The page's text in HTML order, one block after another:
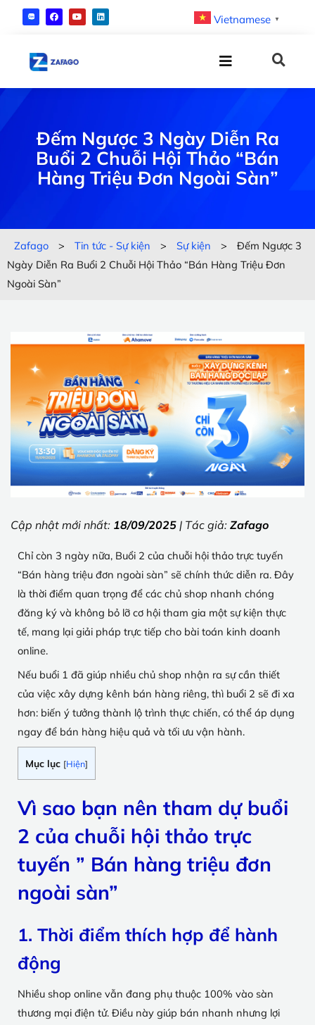
Vietnamese ▼
Đếm Ngược 3 Ngày Diễn Ra
Buổi 2 Chuỗi Hội Thảo “Bán
Hàng Triệu Đơn Ngoài Sàn”
Zafago > Tin tức - Sự kiện > Sự kiện >
Đếm Ngược 3
Ngày Diễn Ra Buổi 2 Chuỗi Hội Thảo “Bán Hàng Triệu Đơn
Ngoài Sàn”
Cập nhật mới nhất: 18/09/2025 | Tác giả: Zafago
Chỉ còn 3 ngày nữa, Buổi 2 của chuỗi hội thảo trực tuyến
“Bán hàng triệu đơn ngoài sàn” sẽ chính thức diễn ra. Đây
là thời điểm quan trọng để các chủ shop nhanh chóng
đăng ký và không bỏ lỡ cơ hội tham gia một sự kiện thực
tế, mang lại giải pháp trực tiếp cho bài toán kinh doanh
online.
Nếu buổi 1 đã giúp nhiều chủ shop nhận ra sự cần thiết
của việc xây dựng kênh bán hàng riêng, thì buổi 2 sẽ đi xa
hơn: biến ý tưởng thành lộ trình thực chiến, có thể áp dụng
ngay để bán hàng hiệu quả và tối ưu vận hành.
Mục lục [Hiện]
Vì sao bạn nên tham dự buổi
2 của chuỗi hội thảo trực
tuyến ” Bán hàng triệu đơn
ngoài sàn”
1. Thời điểm thích hợp để hành
động
Nhiều shop online vẫn đang phụ thuộc 100% vào sàn
thương mại điện tử. Điều này giúp bán nhanh nhưng lợi